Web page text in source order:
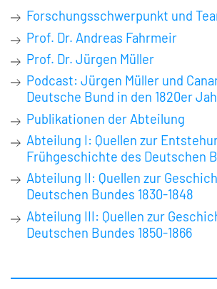
Forschungsschwerpunkt und
Prof. Dr. Andreas Fahrmeir
Prof. Dr. Jürgen Müller
Podcast: Jürgen Müller und
Deutsche Bund in den 1820er
Publikationen der Abteilung
Abteilung I: Quellen zur
Frühgeschichte des Deutschen
Abteilung II: Quellen zur
Deutschen Bundes 1830-1848
Abteilung III: Quellen zur
Deutschen Bundes 1850-1866